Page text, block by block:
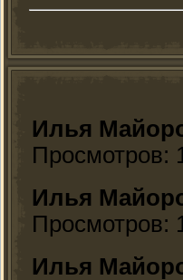
Илья
Просмотров:
Илья
Просмотров:
Илья